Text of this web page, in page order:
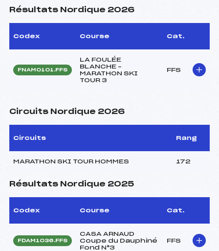
Résultats Nordique 2026
Codex Course Cat.
FNAM0101.FFS
LA FOULÉE
BLANCHE –
MARATHON SKI
TOUR 3
FFS
Circuits Nordique 2026
Circuits Rang
MARATHON SKI TOUR HOMMES 172
Résultats Nordique 2025
Codex Course Cat.
FDAM1036.FFS
CASA ARNAUD
Coupe du Dauphiné
Fond N°3
FFS